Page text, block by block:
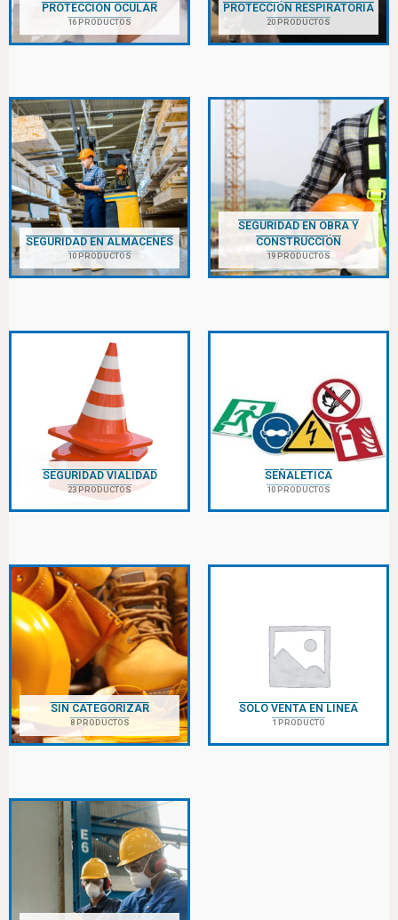
PROTECCION OCULAR
16 PRODUCTOS
PROTECCIÓN RESPIRATORIA
20 PRODUCTOS
SEGURIDAD EN ALMACENES
10 PRODUCTOS
SEGURIDAD EN OBRA Y
CONSTRUCCIÓN
19 PRODUCTOS
SEGURIDAD VIALIDAD
23 PRODUCTOS
SEÑALETICA
10 PRODUCTOS
SIN CATEGORIZAR
8 PRODUCTOS
SOLO VENTA EN LINEA
1 PRODUCTO